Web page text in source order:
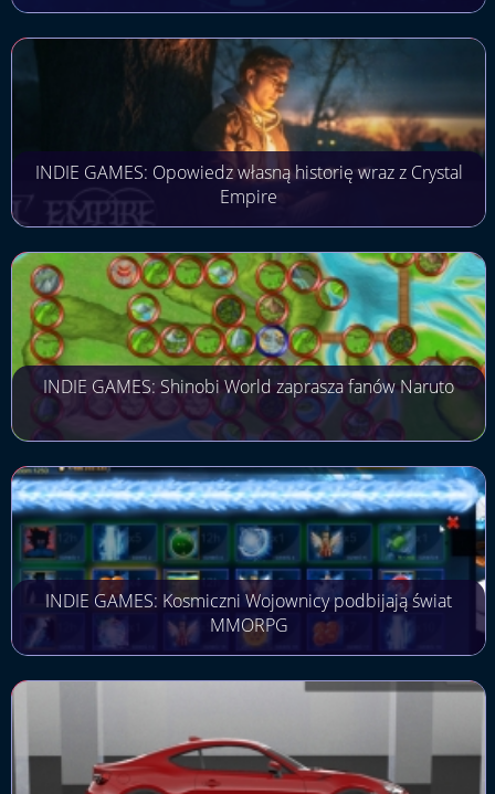
INDIE GAMES: Opowiedz własną historię wraz z Crystal
Empire
INDIE GAMES: Shinobi World zaprasza fanów Naruto
INDIE GAMES: Kosmiczni Wojownicy podbijają świat
MMORPG